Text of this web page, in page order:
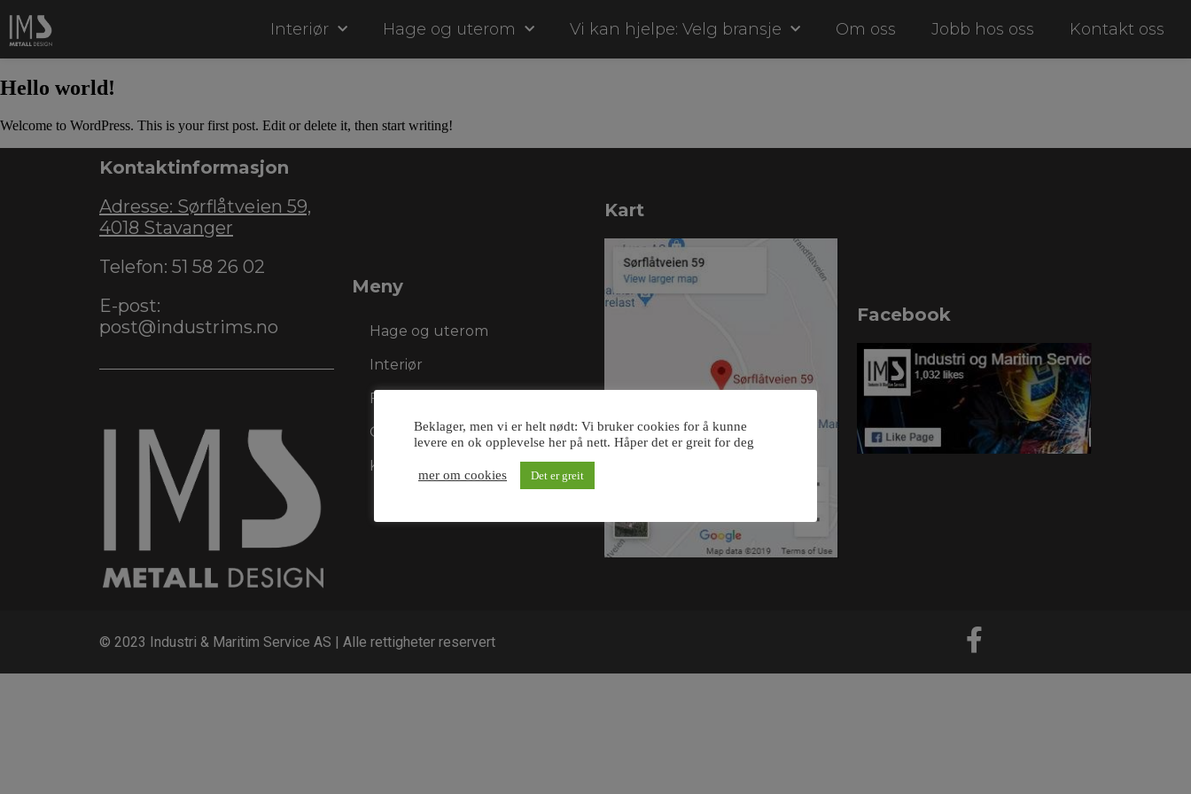
Interiør Hage og uterom Vi kan hjelpe: Velg bransje Om oss Jobb hos oss Kontakt oss
Hello world!
Welcome to WordPress. This is your first post. Edit or delete it, then start writing!
Kontaktinformasjon
Adresse: Sørflåtveien 59,
4018 Stavanger
Telefon: 51 58 26 02
E-post:
post@industrims.no
Meny
Hage og uterom
Interiør
For bedrift og kommune
Om oss
Kontakt oss
Kart
Facebook
© 2023 Industri & Maritim Service AS | Alle rettigheter reservert
Beklager, men vi er helt nødt: Vi bruker cookies for å kunne
levere en ok opplevelse her på nett. Håper det er greit for deg
mer om cookies Det er greit